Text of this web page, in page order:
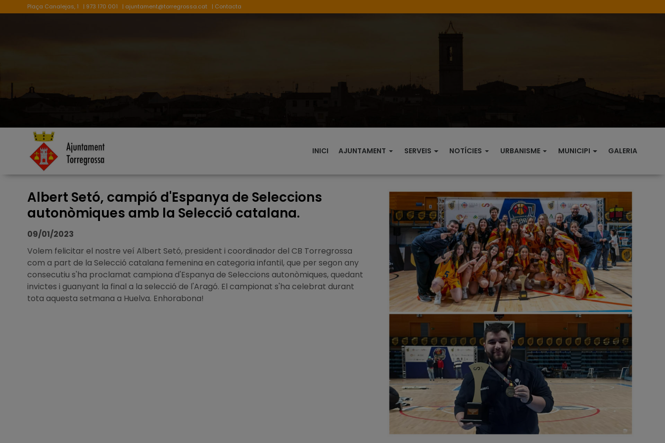
Plaça Canalejas, 1 | 973 170 001 | ajuntament@torregrossa.cat | Contacta
INICI AJUNTAMENT SERVEIS NOTÍCIES URBANISME MUNICIPI GALERIA
Albert Setó, campió d'Espanya de Seleccions
autonòmiques amb la Selecció catalana.
09/01/2023
Volem felicitar el nostre veí Albert Setó, president i coordinador del CB Torregrossa
com a part de la Selecció catalana femenina en categoria infantil, que per segon any
consecutiu s'ha proclamat campiona d'Espanya de Seleccions autonòmiques, quedant
invictes i guanyant la final a la selecció de l'Aragó. El campionat s'ha celebrat durant
tota aquesta setmana a Huelva. Enhorabona!